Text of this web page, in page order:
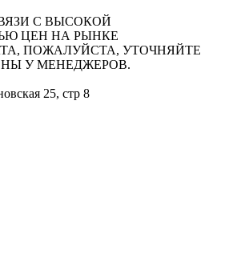
С ВЫСОКОЙ
ЦЕН НА РЫНКЕ
ПОЖАЛУЙСТА, УТОЧНЯЙТЕ
У МЕНЕДЖЕРОВ.
25, стр 8